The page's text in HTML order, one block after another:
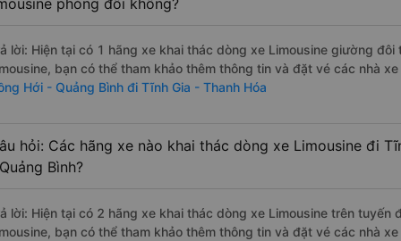
phòng đôi không?
lời: Hiện tại có 1 hãng xe khai thác dòng xe Limousine giường
bạn có thể tham khảo thêm thông tin và đặt vé các nhà
Hới - Quảng Bình đi Tĩnh Gia - Thanh Hóa
hỏi: Các hãng xe nào khai thác dòng xe Limousine đi
Bình?
lời: Hiện tại có 2 hãng xe khai thác dòng xe Limousine trên
bạn có thể tham khảo thêm thông tin và đặt vé các nhà